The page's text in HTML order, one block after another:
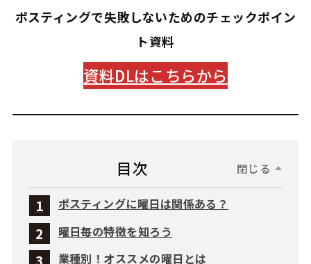
ポスティングで失敗しないためのチェックポイン
ト資料
資料DLはこちらから
目次 閉じる
ポスティングに曜日は関係ある？
曜日毎の特徴を知ろう
業種別！オススメの曜日とは